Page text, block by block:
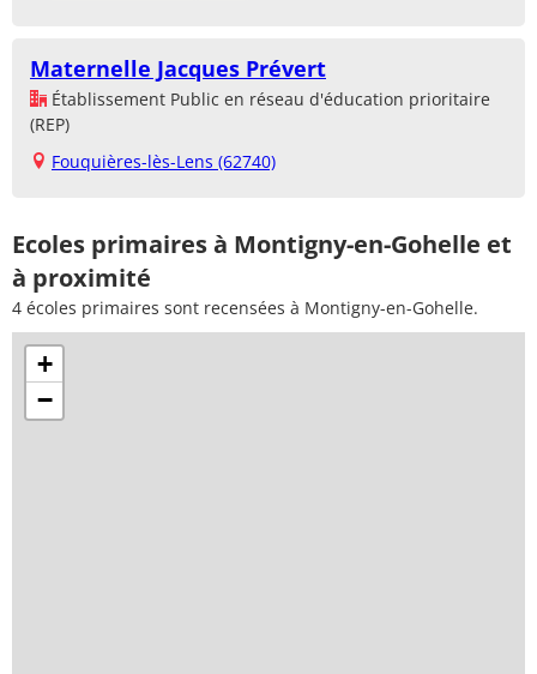
Maternelle Jacques Prévert
Établissement Public en réseau d'éducation prioritaire
(REP)
Fouquières-lès-Lens (62740)
Ecoles primaires à Montigny-en-Gohelle et
à proximité
4 écoles primaires sont recensées à Montigny-en-Gohelle.
+
−